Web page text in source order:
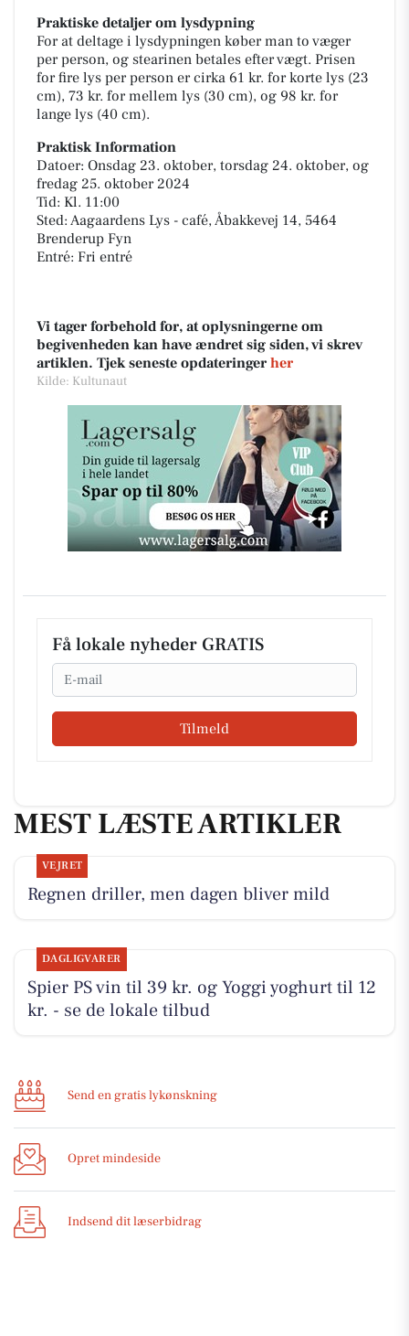
Praktiske detaljer om lysdypning
For at deltage i lysdypningen køber man to væger
per person, og stearinen betales efter vægt. Prisen
for fire lys per person er cirka 61 kr. for korte lys (23
cm), 73 kr. for mellem lys (30 cm), og 98 kr. for
lange lys (40 cm).
Praktisk Information
Datoer: Onsdag 23. oktober, torsdag 24. oktober, og
fredag 25. oktober 2024
Tid: Kl. 11:00
Sted: Aagaardens Lys - café, Åbakkevej 14, 5464
Brenderup Fyn
Entré: Fri entré
Vi tager forbehold for, at oplysningerne om
begivenheden kan have ændret sig siden, vi skrev
artiklen. Tjek seneste opdateringer her
Kilde: Kultunaut
Få lokale nyheder GRATIS
Email
Tilmeld
MEST LÆSTE ARTIKLER
VEJRET
Regnen driller, men dagen bliver mild
DAGLIGVARER
Spier PS vin til 39 kr. og Yoggi yoghurt til 12
kr. - se de lokale tilbud
Send en gratis lykønskning
Opret mindeside
Indsend dit læserbidrag